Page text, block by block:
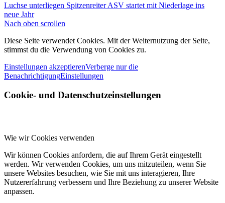
Luchse unterliegen Spitzenreiter ASV startet mit Niederlage ins
neue Jahr
Nach oben scrollen
Diese Seite verwendet Cookies. Mit der Weiternutzung der Seite,
stimmst du die Verwendung von Cookies zu.
Einstellungen akzeptierenVerberge nur die
BenachrichtigungEinstellungen
Cookie- und Datenschutzeinstellungen
Wie wir Cookies verwenden
Wir können Cookies anfordern, die auf Ihrem Gerät eingestellt
werden. Wir verwenden Cookies, um uns mitzuteilen, wenn Sie
unsere Websites besuchen, wie Sie mit uns interagieren, Ihre
Nutzererfahrung verbessern und Ihre Beziehung zu unserer Website
anpassen.